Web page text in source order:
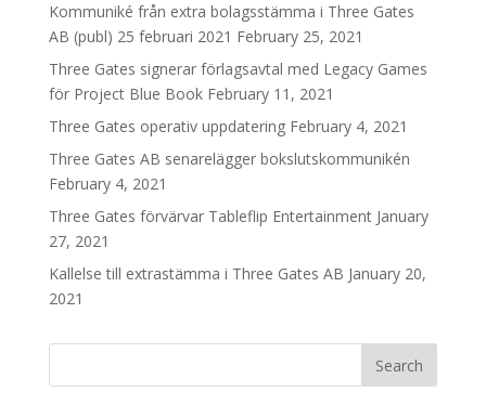
Kommuniké från extra bolagsstämma i Three Gates
AB (publ) 25 februari 2021 February 25, 2021
Three Gates signerar förlagsavtal med Legacy Games
för Project Blue Book February 11, 2021
Three Gates operativ uppdatering February 4, 2021
Three Gates AB senarelägger bokslutskommunikén
February 4, 2021
Three Gates förvärvar Tableflip Entertainment January
27, 2021
Kallelse till extrastämma i Three Gates AB January 20,
2021